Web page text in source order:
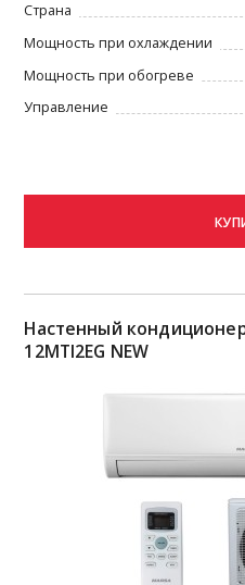
Страна
Мощность при охлаждении
Мощность при обогреве
Управление
Настенный
12MTI2EG NEW